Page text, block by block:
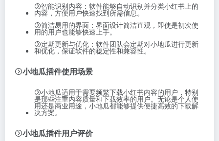
智能识别内容：软件能够自动识别并分类小红书上的
内容，方便用户快速找到所需信息。
简洁易用的界面：界面设计简洁直观，即使是初次使
用的用户也能够快速上手。
定期更新与优化：软件团队会定期对小地瓜进行更新
和优化，保证软件的稳定性和兼容性。
小地瓜插件使用场景
小地瓜适用于需要频繁下载小红书内容的用户，特别
是那些注重内容质量和下载效率的用户。无论是个人使
用还是商业用途，小地瓜都能够提供便捷高效的下载解
决方案。
小地瓜插件用户评价